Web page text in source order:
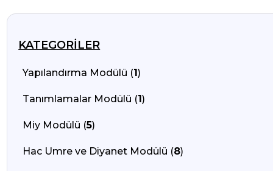
KATEGORILER
Yapılandırma Modülü (1)
Tanımlamalar Modülü (1)
Miy Modülü (5)
Hac Umre ve Diyanet Modülü (8)